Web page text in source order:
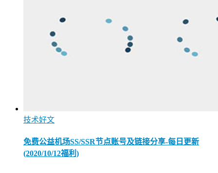
技术好文
免费公益机场SS/SSR节点账号及链接分享-每日更新
(2020/10/12福利)